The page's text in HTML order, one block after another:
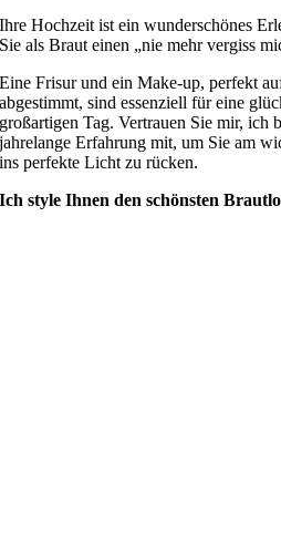
Ihre Hochzeit ist ein wunderschönes
Sie als Braut einen „nie mehr vergiss
Eine Frisur und ein Make-up, perfekt
abgestimmt, sind essenziell für eine
großartigen Tag. Vertrauen Sie mir, ich
jahrelange Erfahrung mit, um Sie am
ins perfekte Licht zu rücken.
Ich style Ihnen den schönsten